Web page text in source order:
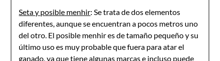
Seta y posible menhir: Se trata de dos elementos
diferentes, aunque se encuentran a pocos metros uno
del otro. El posible menhir es de tamaño pequeño y su
último uso es muy probable que fuera para atar el
ganado, ya que tiene algunas marcas e incluso puede